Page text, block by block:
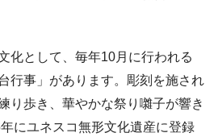
化として、毎年10月に行われる
行事」があります。彫刻を施され
り歩き、華やかな祭り囃子が響き
にユネスコ無形文化遺産に登録